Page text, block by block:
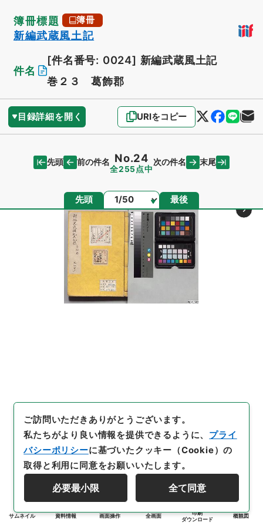
簿冊標題 簿冊
新編武蔵風土記
件名
[件名番号: 0024] 新編武蔵風土記
巻２３ 葛飾郡
目録詳細を開く URIをコピー
先頭 前の件名 No.24
全255点中
次の件名 末尾
先頭 ページ 最後
サムネイル 資料情報 画面操作 全画面
印刷
ダウンロード
概観図
ご訪問いただきありがとうございます。
私たちがより良い情報を提供できるように、 プライ
バシーポリシーに基づいたクッキー（Cookie）の
取得と利用に同意をお願いいたします。
必要最小限 全て同意